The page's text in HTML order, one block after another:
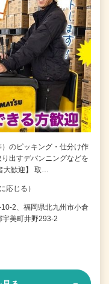
のピッキング・仕分け作
出すデバンニングなどを
大歓迎】 取…
応じる）
2、福岡県北九州市小倉
美町井野293-2